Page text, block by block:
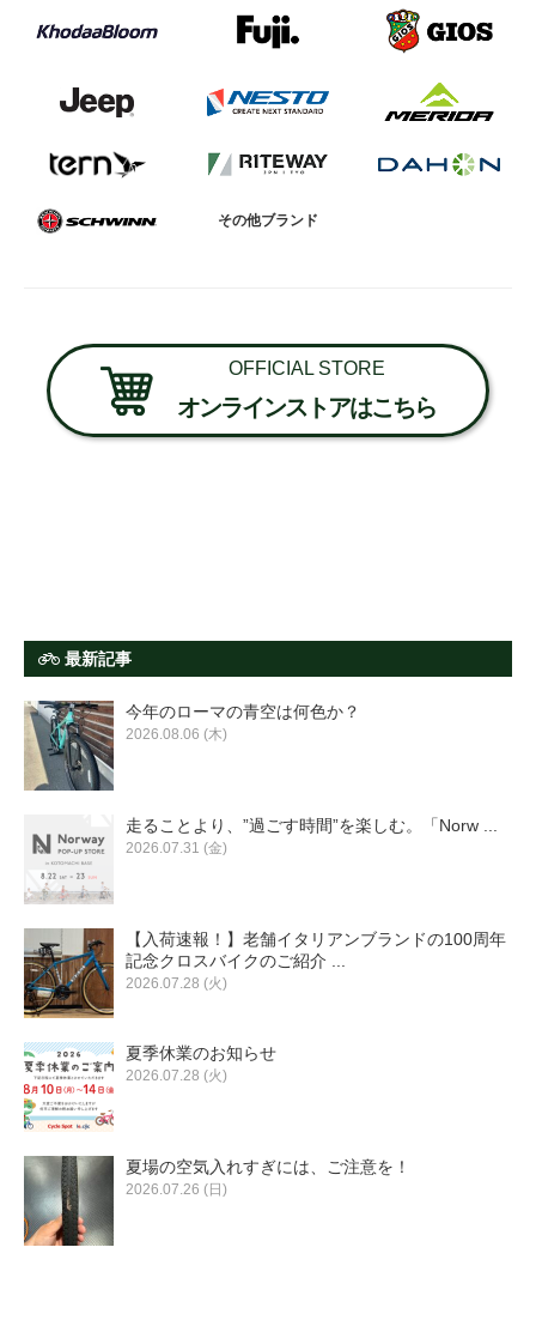
その他ブランド
OFFICIAL STORE
オンラインストアはこちら
最新記事
今年のローマの青空は何色か？
2026.08.06 (木)
走ることより、”過ごす時間”を楽しむ。「Norw ...
2026.07.31 (金)
【入荷速報！】老舗イタリアンブランドの100周年
記念クロスバイクのご紹介 ...
2026.07.28 (火)
夏季休業のお知らせ
2026.07.28 (火)
夏場の空気入れすぎには、ご注意を！
2026.07.26 (日)